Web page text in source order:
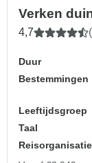
Verken
4,7
Duur
Bestemmingen
Leeftijdsgroep
Taal
Reisorganisatie